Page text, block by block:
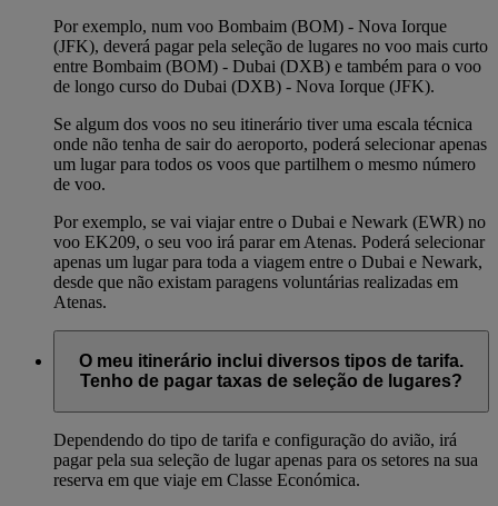
Por exemplo, num voo Bombaim (BOM) - Nova Iorque
(JFK), deverá pagar pela seleção de lugares no voo mais curto
entre Bombaim (BOM) - Dubai (DXB) e também para o voo
de longo curso do Dubai (DXB) - Nova Iorque (JFK).
Se algum dos voos no seu itinerário tiver uma escala técnica
onde não tenha de sair do aeroporto, poderá selecionar apenas
um lugar para todos os voos que partilhem o mesmo número
de voo.
Por exemplo, se vai viajar entre o Dubai e Newark (EWR) no
voo EK209, o seu voo irá parar em Atenas. Poderá selecionar
apenas um lugar para toda a viagem entre o Dubai e Newark,
desde que não existam paragens voluntárias realizadas em
Atenas.
O meu itinerário inclui diversos tipos de tarifa.
Tenho de pagar taxas de seleção de lugares?
Dependendo do tipo de tarifa e configuração do avião, irá
pagar pela sua seleção de lugar apenas para os setores na sua
reserva em que viaje em Classe Económica.